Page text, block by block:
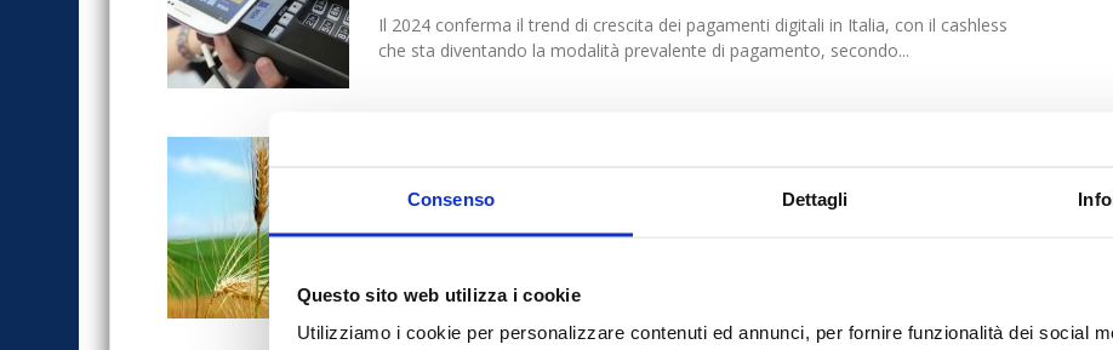
Consenso Dettagli
Questo sito web utilizza i cookie
Utilizziamo i cookie per personalizzare contenuti ed annunci, per fornire funzionalità dei social
Il 2024 conferma il trend di crescita dei pagamenti digitali in Italia, con il cashless
che sta diventando la modalità prevalente di pagamento, secondo...